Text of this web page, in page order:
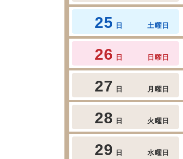
25 日 土曜日
26 日 日曜日
27 日 月曜日
28 日 火曜日
29 日 水曜日